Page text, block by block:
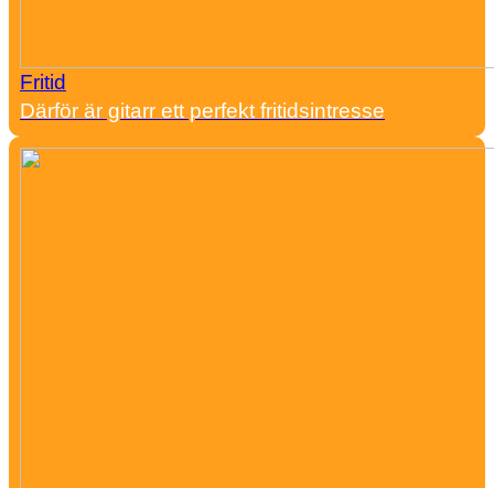
Fritid
Därför är gitarr ett perfekt fritidsintresse